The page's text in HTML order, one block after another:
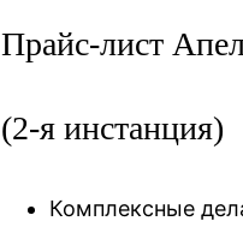
Прайс-лист
(2-я инстанция)
Комплексные